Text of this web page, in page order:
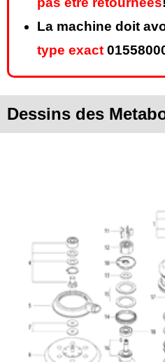
La machine doit
type exact
Dessins des